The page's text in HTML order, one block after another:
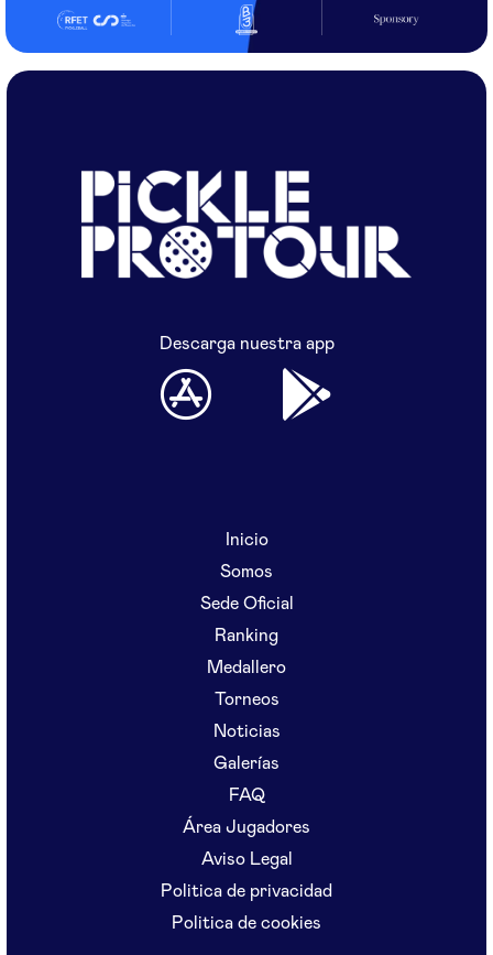
Descarga nuestra app
Inicio
Somos
Sede Oficial
Ranking
Medallero
Torneos
Noticias
Galerías
FAQ
Área Jugadores
Aviso Legal
Politica de privacidad
Politica de cookies